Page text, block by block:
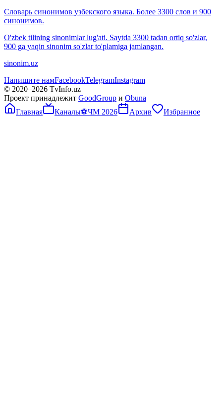
Словарь синонимов узбекского языка. Более 3300 слов и 900
синонимов.
O'zbek tilining sinonimlar lug'ati. Saytda 3300 tadan ortiq so'zlar,
900 ga yaqin sinonim so'zlar to'plamiga jamlangan.
sinonim.uz
Напишите намFacebookTelegramInstagram
© 2020–2026 TvInfo.uz
Проект принадлежит GoodGroup и Obuna
Главная
Каналы⚽ЧМ 2026 Архив Избранное